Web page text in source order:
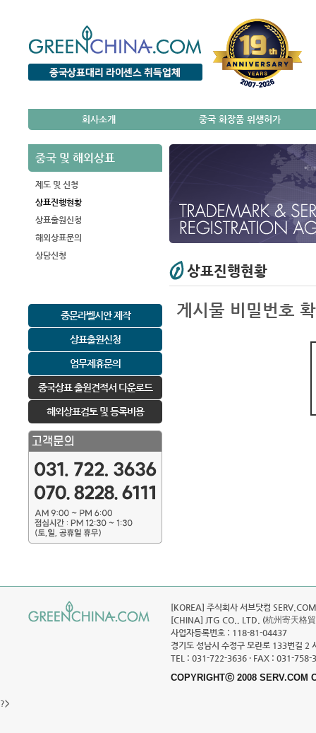
회사소개 중국 화장품 위생허가
중국 및 해외상표
제도 및 신청
상표진행현황
상표출원신청
해외상표문의
상담신청
중문라벨시안 제작
상표출원신청
업무제휴문의
중국상표 출원견적서 다운로드
해외상표검토 및 등록비용
상표진행현황
게시물 비밀번호
[KOREA] 주식회사 서브닷컴
[CHINA] JTG CO., LTD. (杭州寄天格
사업자등록번호 : 118-81-04437
경기도 성남시 수정구 모란로 133번길 2
TEL : 031-722-3636 · FAX : 031-758-
COPYRIGHTⓒ 2008 SERV.COM
?>